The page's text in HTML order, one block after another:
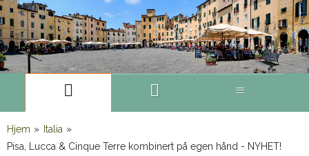
Hjem » Italia »
Pisa, Lucca & Cinque Terre kombinert på egen hånd - NYHET!